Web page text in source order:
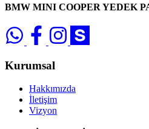
BMW MINI COOPER YEDEK
Kurumsal
Hakkımızda
İletişim
Vizyon